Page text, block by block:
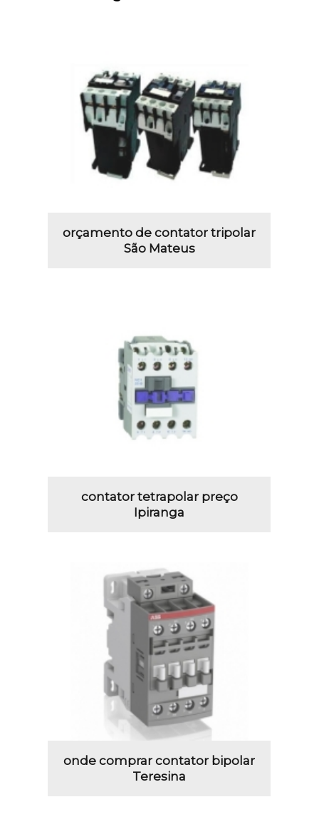
orçamento de contator tripolar
São Mateus
contator tetrapolar preço
Ipiranga
onde comprar contator bipolar
Teresina